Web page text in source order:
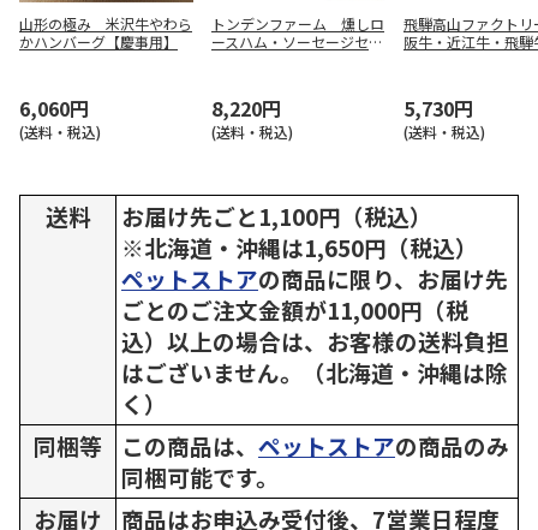
山形の極み 米沢牛やわら
かハンバーグ【慶事用】
6,060円
(送料・税込)
トンデンファーム 燻しロ
ースハム・ソーセージセッ
8,220円
(送料・税込)
飛騨高山ファクト
阪牛・近江牛・飛騨
5,730円
(送料・税込)
送料
お届け先ごと1,100円（税込）
※北海道・沖縄は1,650円（税込）
ペットストアの商品に限り、お届け先
ごとのご注文金額が11,000円（税
込）以上の場合は、お客様の送料負担
はございません。（北海道・沖縄は除
く）
同梱等
この商品は、 ペットストアの商品のみ
同梱可能です。
お届け
商品はお申込み受付後、7営業日程度